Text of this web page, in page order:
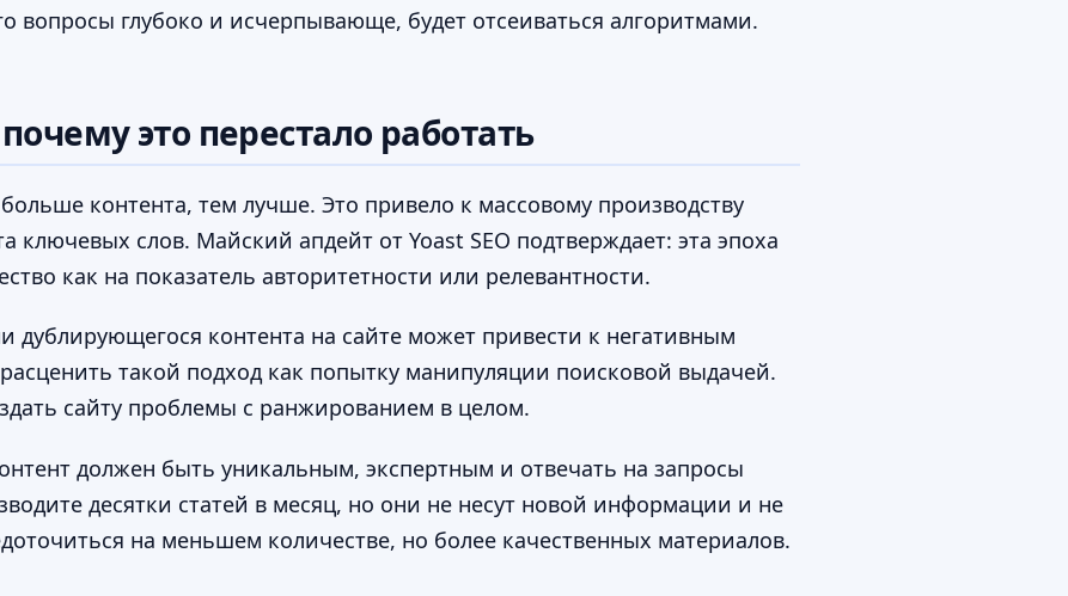
вопросы глубоко и исчерпывающе, будет отсеиваться алгоритмами.
это перестало работать
контента, тем лучше. Это привело к массовому производству
ключевых слов. Майский апдейт от Yoast SEO подтверждает: эта эпоха
как на показатель авторитетности или релевантности.
дублирующегося контента на сайте может привести к негативным
такой подход как попытку манипуляции поисковой выдачей.
сайту проблемы с ранжированием в целом.
должен быть уникальным, экспертным и отвечать на запросы
десятки статей в месяц, но они не несут новой информации и не
на меньшем количестве, но более качественных материалов.